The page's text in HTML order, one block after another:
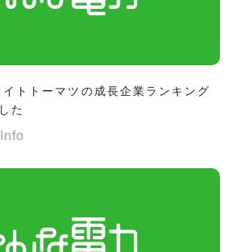
イトトーマツの成長企業ランキング
た
Info